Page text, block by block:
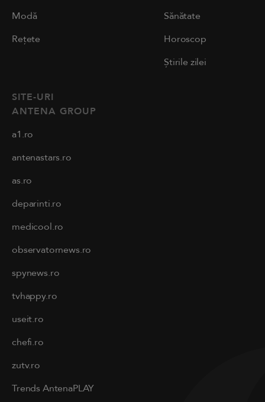
Modă
Rețete
Sănătate
Horoscop
Știrile zilei
SITE-URI
ANTENA GROUP
a1.ro
antenastars.ro
as.ro
deparinti.ro
medicool.ro
observatornews.ro
spynews.ro
tvhappy.ro
useit.ro
chefi.ro
zutv.ro
Trends AntenaPLAY